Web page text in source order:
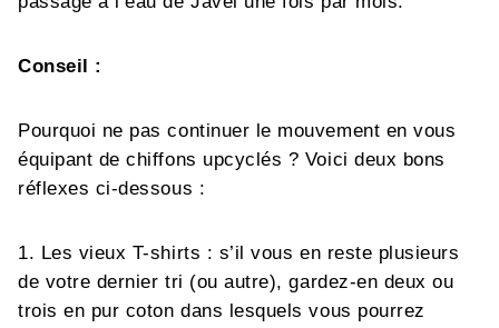
Conseil :
Pourquoi ne pas continuer le mouvement en vous
équipant de chiffons upcyclés ? Voici deux bons
réflexes ci-dessous :
1. Les vieux T-shirts : s’il vous en reste plusieurs
de votre dernier tri (ou autre), gardez-en deux ou
trois en pur coton dans lesquels vous pourrez